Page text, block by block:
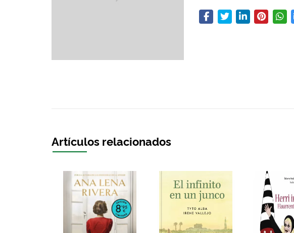
Artículos relacionados